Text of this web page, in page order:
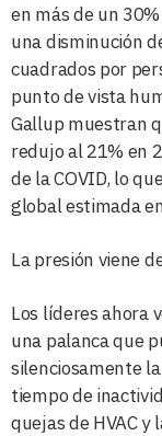
en más de un
una disminución
cuadrados por
punto de vista
Gallup muestran
redujo al 21% en
de la COVID, lo
global estimada
La presión viene
Los líderes ahora
una palanca que
silenciosamente
tiempo de
quejas de HVAC